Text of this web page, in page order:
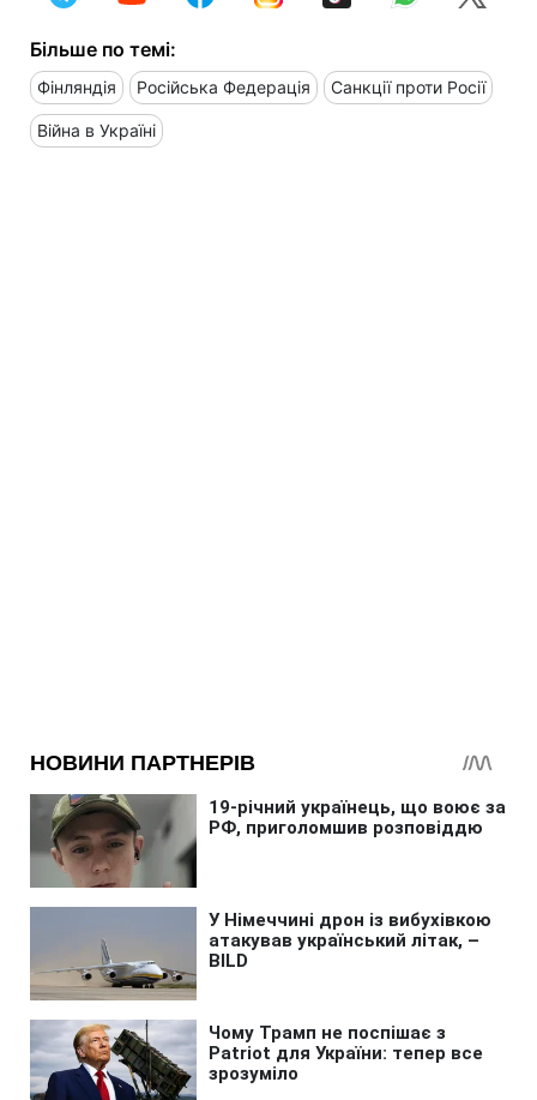
Більше по темі:
Фінляндія Російська Федерація Санкції проти Росії
Війна в Україні